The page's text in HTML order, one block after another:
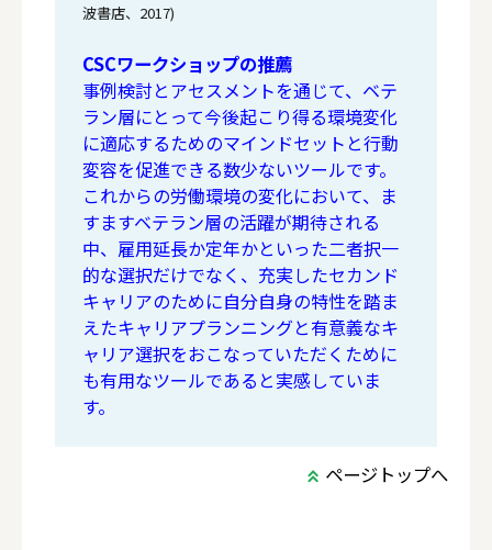
波書店、2017)
CSCワークショップの推薦
事例検討とアセスメントを通じて、ベテ
ラン層にとって今後起こり得る環境変化
に適応するためのマインドセットと行動
変容を促進できる数少ないツールです。
これからの労働環境の変化において、ま
すますベテラン層の活躍が期待される
中、雇用延長か定年かといった二者択一
的な選択だけでなく、充実したセカンド
キャリアのために自分自身の特性を踏ま
えたキャリアプランニングと有意義なキ
ャリア選択をおこなっていただくために
も有用なツールであると実感していま
す。
ページトップへ